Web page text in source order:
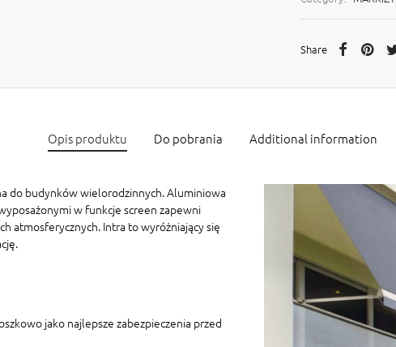
Share
Opis produktu Do pobrania Additional information
do budynków wielorodzinnych. Aluminiowa
w funkcje screen zapewni
atmosferycznych. Intra to wyróżniający się
jako najlepsze zabezpieczenia przed